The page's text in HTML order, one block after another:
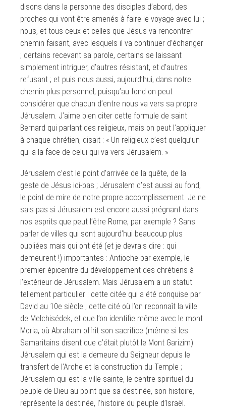
disons dans la personne des disciples d’abord, des
proches qui vont être amenés à faire le voyage avec lui ;
nous, et tous ceux et celles que Jésus va rencontrer
chemin faisant, avec lesquels il va continuer d’échanger
; certains recevant sa parole, certains se laissant
simplement intriguer, d’autres résistant, et d’autres
refusant ; et puis nous aussi, aujourd’hui, dans notre
chemin plus personnel, puisqu’au fond on peut
considérer que chacun d’entre nous va vers sa propre
Jérusalem. J’aime bien citer cette formule de saint
Bernard qui parlant des religieux, mais on peut l’appliquer
à chaque chrétien, disait : « Un religieux c’est quelqu’un
qui a la face de celui qui va vers Jérusalem. »
Jérusalem c’est le point d’arrivée de la quête, de la
geste de Jésus ici-bas ; Jérusalem c’est aussi au fond,
le point de mire de notre propre accomplissement. Je ne
sais pas si Jérusalem est encore aussi prégnant dans
nos esprits que peut l’être Rome, par exemple ? Sans
parler de villes qui sont aujourd’hui beaucoup plus
oubliées mais qui ont été (et je devrais dire : qui
demeurent !) importantes : Antioche par exemple, le
premier épicentre du développement des chrétiens à
l’extérieur de Jérusalem. Mais Jérusalem a un statut
tellement particulier : cette citée qui a été conquise par
David au 10e siècle ; cette cité où l’on reconnaît la ville
de Melchisédek, et que l’on identifie même avec le mont
Moria, où Abraham offrit son sacrifice (même si les
Samaritains disent que c’était plutôt le Mont Garizim).
Jérusalem qui est la demeure du Seigneur depuis le
transfert de l’Arche et la construction du Temple ;
Jérusalem qui est la ville sainte, le centre spirituel du
peuple de Dieu au point que sa destinée, son histoire,
représente la destinée, l’histoire du peuple d’Israël.